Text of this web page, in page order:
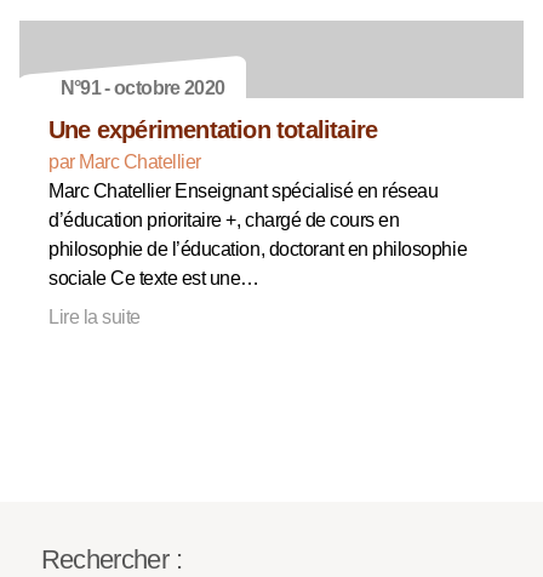
N°91 - octobre 2020
Une expérimentation totalitaire
par Marc Chatellier
Marc Chatellier Enseignant spécialisé en réseau
d’éducation prioritaire +, chargé de cours en
philosophie de l’éducation, doctorant en philosophie
sociale Ce texte est une…
Lire la suite
Rechercher :